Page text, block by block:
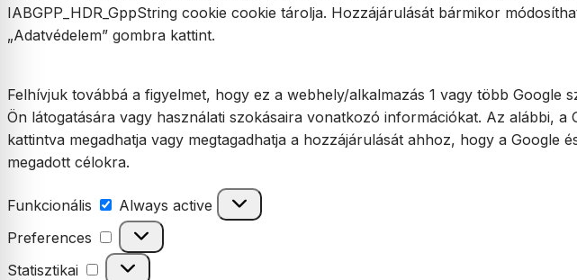
IABGPP_HDR_GppString cookie cookie tárolja. Hozzájárulását bármikor
„Adatvédelem” gombra kattint.
Felhívjuk továbbá a figyelmet, hogy ez a webhely/alkalmazás 1 vagy több
Ön látogatására vagy használati szokásaira vonatkozó információkat. Az alábbi,
kattintva megadhatja vagy megtagadhatja a hozzájárulását ahhoz, hogy a
megadott célokra.
Funkcionális Funkcionális
Always active
Preferences
Preferences
Statisztikai Statisztikai